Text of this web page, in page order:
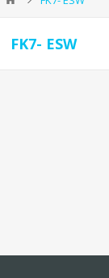
FK7- ESW